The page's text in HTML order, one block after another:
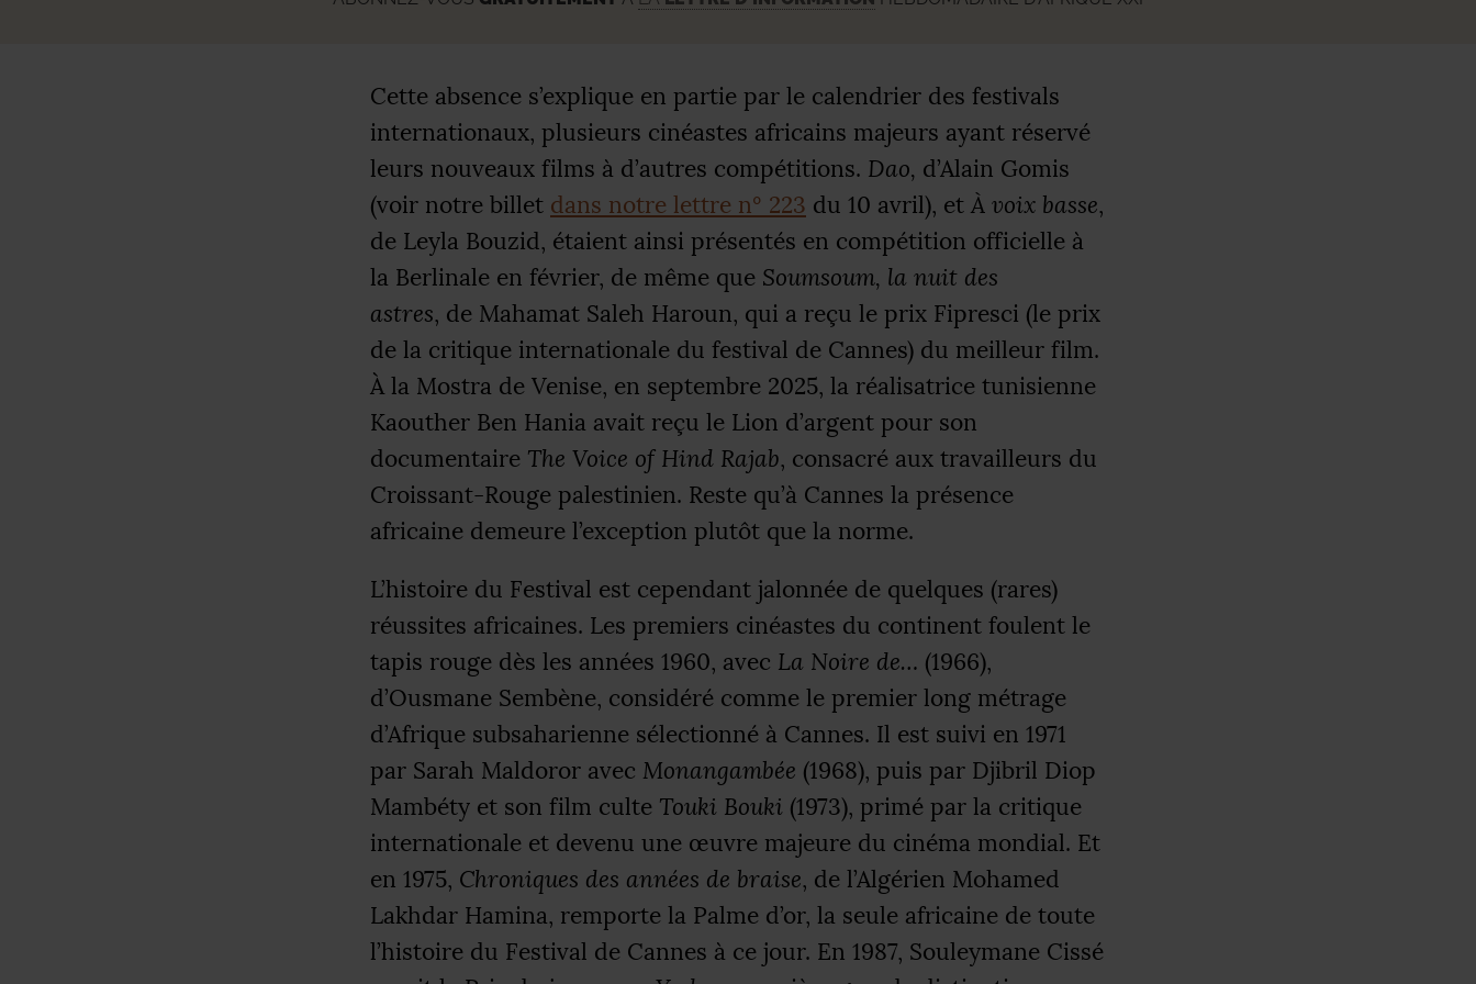
Cette absence s’explique en partie par le calendrier des festivals
internationaux, plusieurs cinéastes africains majeurs ayant réservé
leurs nouveaux films à d’autres compétitions. Dao, d’Alain Gomis
(voir notre billet dans notre lettre n° 223 du 10 avril), et À voix basse,
de Leyla Bouzid, étaient ainsi présentés en compétition officielle à
la Berlinale en février, de même que Soumsoum, la nuit des
astres, de Mahamat Saleh Haroun, qui a reçu le prix Fipresci (le prix
de la critique internationale du festival de Cannes) du meilleur film.
À la Mostra de Venise, en septembre 2025, la réalisatrice tunisienne
Kaouther Ben Hania avait reçu le Lion d’argent pour son
documentaire The Voice of Hind Rajab, consacré aux travailleurs du
Croissant-Rouge palestinien. Reste qu’à Cannes la présence
africaine demeure l’exception plutôt que la norme.
L’histoire du Festival est cependant jalonnée de quelques (rares)
réussites africaines. Les premiers cinéastes du continent foulent le
tapis rouge dès les années 1960, avec La Noire de… (1966),
d’Ousmane Sembène, considéré comme le premier long métrage
d’Afrique subsaharienne sélectionné à Cannes. Il est suivi en 1971
par Sarah Maldoror avec Monangambée (1968), puis par Djibril Diop
Mambéty et son film culte Touki Bouki (1973), primé par la critique
internationale et devenu une œuvre majeure du cinéma mondial. Et
en 1975, Chroniques des années de braise, de l’Algérien Mohamed
Lakhdar Hamina, remporte la Palme d’or, la seule africaine de toute
l’histoire du Festival de Cannes à ce jour. En 1987, Souleymane Cissé